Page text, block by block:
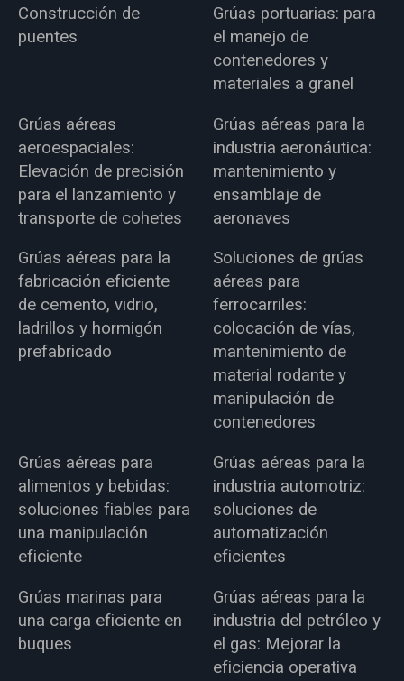
Construcción de
puentes
Grúas portuarias: para
el manejo de
contenedores y
materiales a granel
Grúas aéreas
aeroespaciales:
Elevación de precisión
para el lanzamiento y
transporte de cohetes
Grúas aéreas para la
industria aeronáutica:
mantenimiento y
ensamblaje de
aeronaves
Grúas aéreas para la
fabricación eficiente
de cemento, vidrio,
ladrillos y hormigón
prefabricado
Soluciones de grúas
aéreas para
ferrocarriles:
colocación de vías,
mantenimiento de
material rodante y
manipulación de
contenedores
Grúas aéreas para
alimentos y bebidas:
soluciones fiables para
una manipulación
eficiente
Grúas aéreas para la
industria automotriz:
soluciones de
automatización
eficientes
Grúas marinas para
una carga eficiente en
buques
Grúas aéreas para la
industria del petróleo y
el gas: Mejorar la
eficiencia operativa